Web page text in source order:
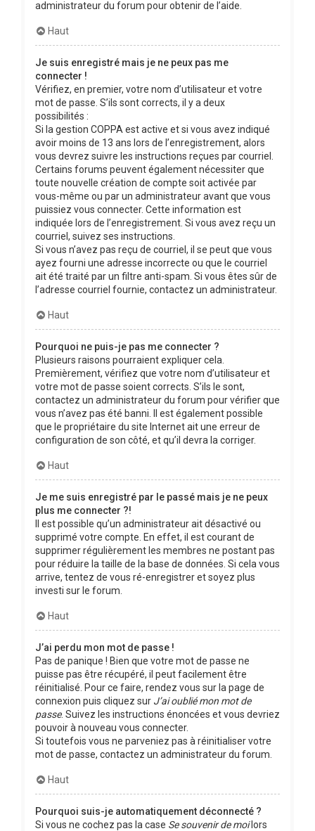
administrateur du forum pour obtenir de l’aide.
Haut
Je suis enregistré mais je ne peux pas me
connecter !
Vérifiez, en premier, votre nom d’utilisateur et votre
mot de passe. S’ils sont corrects, il y a deux
possibilités :
Si la gestion COPPA est active et si vous avez indiqué
avoir moins de 13 ans lors de l’enregistrement, alors
vous devrez suivre les instructions reçues par courriel.
Certains forums peuvent également nécessiter que
toute nouvelle création de compte soit activée par
vous-même ou par un administrateur avant que vous
puissiez vous connecter. Cette information est
indiquée lors de l’enregistrement. Si vous avez reçu un
courriel, suivez ses instructions.
Si vous n’avez pas reçu de courriel, il se peut que vous
ayez fourni une adresse incorrecte ou que le courriel
ait été traité par un filtre anti-spam. Si vous êtes sûr de
l’adresse courriel fournie, contactez un administrateur.
Haut
Pourquoi ne puis-je pas me connecter ?
Plusieurs raisons pourraient expliquer cela.
Premièrement, vérifiez que votre nom d’utilisateur et
votre mot de passe soient corrects. S’ils le sont,
contactez un administrateur du forum pour vérifier que
vous n’avez pas été banni. Il est également possible
que le propriétaire du site Internet ait une erreur de
configuration de son côté, et qu’il devra la corriger.
Haut
Je me suis enregistré par le passé mais je ne peux
plus me connecter ?!
Il est possible qu’un administrateur ait désactivé ou
supprimé votre compte. En effet, il est courant de
supprimer régulièrement les membres ne postant pas
pour réduire la taille de la base de données. Si cela vous
arrive, tentez de vous ré-enregistrer et soyez plus
investi sur le forum.
Haut
J’ai perdu mon mot de passe !
Pas de panique ! Bien que votre mot de passe ne
puisse pas être récupéré, il peut facilement être
réinitialisé. Pour ce faire, rendez vous sur la page de
connexion puis cliquez sur J’ai oublié mon mot de
passe. Suivez les instructions énoncées et vous devriez
pouvoir à nouveau vous connecter.
Si toutefois vous ne parveniez pas à réinitialiser votre
mot de passe, contactez un administrateur du forum.
Haut
Pourquoi suis-je automatiquement déconnecté ?
Si vous ne cochez pas la case Se souvenir de moilors